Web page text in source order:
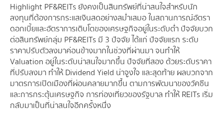
Highlight PF&REITs ยังคงเป็นสินทรัพย์ที่น่าสนใจสำหรับนัก
ลงทุนที่ต้องการกระแสเงินสดอย่างสม่ำเสมอ ในสถานการณ์อัตรา
ดอกเบี้ยและอัตราการเติบโตของเศรษฐกิจอยู่ในระดับต่ำ ปัจจัยบวก
ต่อสินทรัพย์กลุ่ม PF&REITs มี 3 ปัจจัย ได้แก่ ปัจจัยแรก ระดับ
ราคาปรับตัวลงมาค่อนข้างมากในช่วงที่ผ่านมา จนทำให้
Valuation อยู่ในระดับน่าสนใจมากขึ้น ปัจจัยที่สอง ด้วยระดับราคา
ที่ปรับลงมา ทำให้ Dividend Yield น่าจูงใจ และสุดท้าย ผลบวกจาก
มาตรการเปิดเมืองที่ผ่อนคลายมากขึ้น ตามการพัฒนาของวัคซีน
และการกระตุ้นเศรษฐกิจ การท่องเที่ยวของรัฐบาล ทำให้ REITs เริ่ม
กลับมาเป็นที่น่าสนใจอีกครั้งหนึ่ง